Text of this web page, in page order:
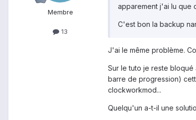
Membre
13
apparement j'ai lu que
C'est bon la backup
J'ai le même problème.
Sur le tuto je reste
barre de progression)
clockworkmod...
Quelqu'un a-t-il une